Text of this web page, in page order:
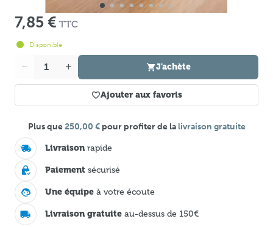
7,85 € TTC
Disponible
Quantité J'achète
Ajouter aux favoris
Plus que250,00 €pour profiter de la livraison gratuite
Livraisonrapide
Paiement sécurisé
Une équipe à votre écoute
Livraison gratuite au-dessus de 150€